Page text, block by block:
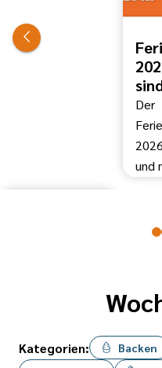
Der
und
Kategorien: Backen